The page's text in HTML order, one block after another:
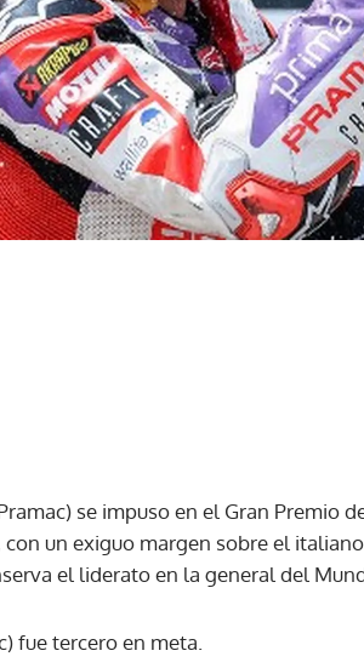
se impuso en el Gran Premio
un exiguo margen sobre el
el liderato en la general del
fue tercero en meta.